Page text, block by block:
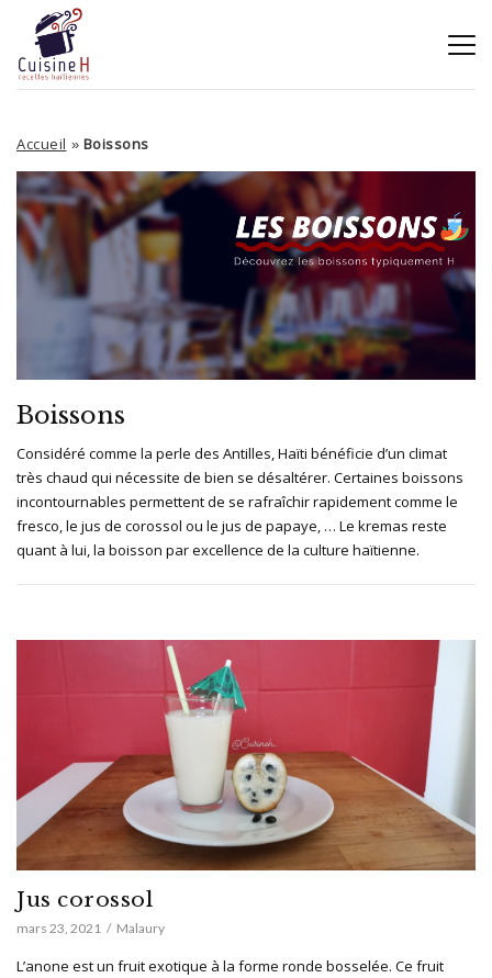
Accueil » Boissons
Boissons
Considéré comme la perle des Antilles, Haïti bénéficie d’un climat
très chaud qui nécessite de bien se désaltérer. Certaines boissons
incontournables permettent de se rafraîchir rapidement comme le
fresco, le jus de corossol ou le jus de papaye, … Le kremas reste
quant à lui, la boisson par excellence de la culture haïtienne.
Jus corossol
mars 23, 2021 Malaury
L’anone est un fruit exotique à la forme ronde bosselée. Ce fruit